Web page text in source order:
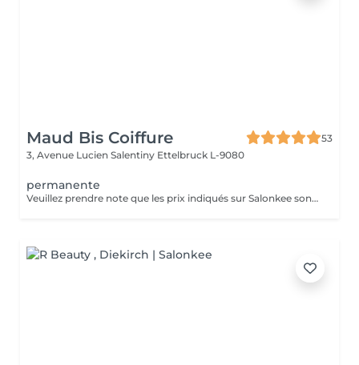
Maud Bis Coiffure
53
3, Avenue Lucien Salentiny Ettelbruck L-9080
permanente
Veuillez prendre note que les prix indiqués sur Salonkee sont communiqués à titre informatif et s'entendent de base. Ces derniers sont susceptibles de varier selon le diagnostic réalisé à votre arrivée au salon et l'expertise du professionnel à qui vous confiez votre beauté. Dans tous les cas, un devis précis vous sera proposé et toutes réalisations de prestations seront effectuées avec votre accord. Un grand merci d'avance pour votre compréhension. Au plaisir de vous recevoir très vite.